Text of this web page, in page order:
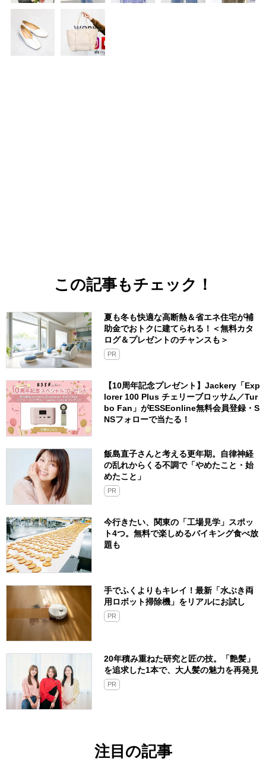
この記事もチェック！
夏も冬も快適な高断熱＆省エネ住宅が補
助金でおトクに建てられる！＜無料カタ
ログ＆プレゼントのチャンスも＞
PR
【10周年記念プレゼント】Jackery「Exp
lorer 100 Plus チェリーブロッサム／Tur
bo Fan」がESSEonline無料会員登録・S
NSフォローで当たる！
飯島直子さんと考える更年期。自律神経
の乱れからくる不調で「やめたこと・始
めたこと」
PR
今行きたい、関東の「工場見学」スポッ
ト4つ。無料で楽しめるバイキング食べ放
題も
手でふくよりもキレイ！最新「水ぶき両
用ロボット掃除機」をリアルにお試し
PR
20年積み重ねた研究と匠の技。「艶髪」
を追求した1本で、大人髪の魅力を再発見
PR
注目の記事